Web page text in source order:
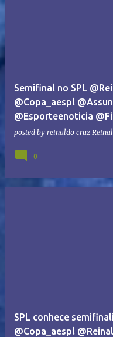
Semifinal no SPL
@Copa_aespl
@Esporteenoticia
posted by reinaldo cruz
0
SPL conhece
@Copa_aespl